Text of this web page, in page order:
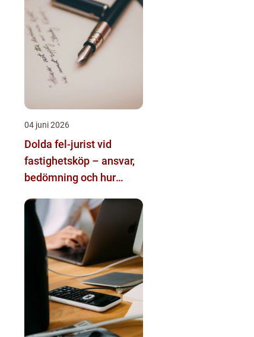
04 juni 2026
Dolda fel-jurist vid
fastighetsköp – ansvar,
bedömning och hur
utgången